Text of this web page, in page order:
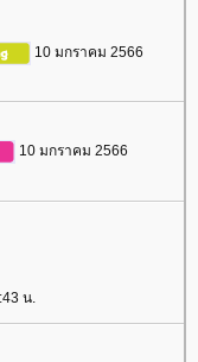
10 มกราคม 2566
10 มกราคม 2566
น.